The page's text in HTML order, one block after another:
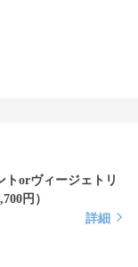
トorヴィージェトリ
円）
詳細